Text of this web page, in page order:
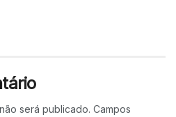
será publicado. Campos